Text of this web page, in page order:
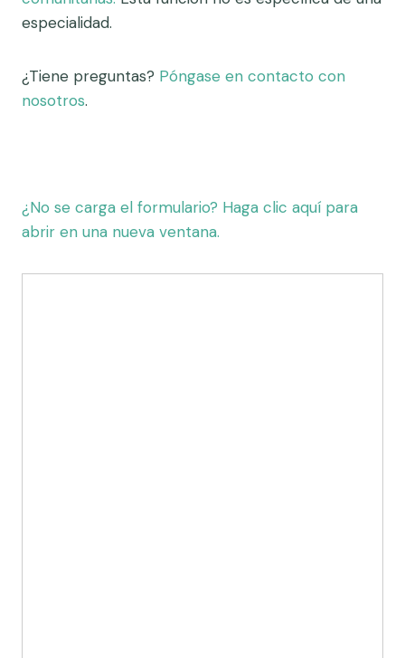
especialidad.
¿Tiene preguntas? Póngase en contacto con
nosotros.
¿No se carga el formulario? Haga clic aquí para
abrir en una nueva ventana.